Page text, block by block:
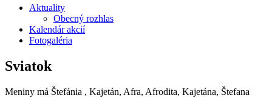
Aktuality
Obecný rozhlas
Kalendár akcií
Fotogaléria
Sviatok
Meniny má Štefánia , Kajetán, Afra, Afrodita, Kajetána, Štefana